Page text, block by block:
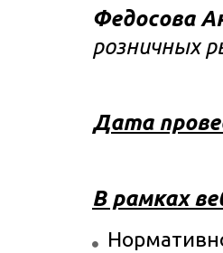
Федосова
розничных
Дата
В рамках